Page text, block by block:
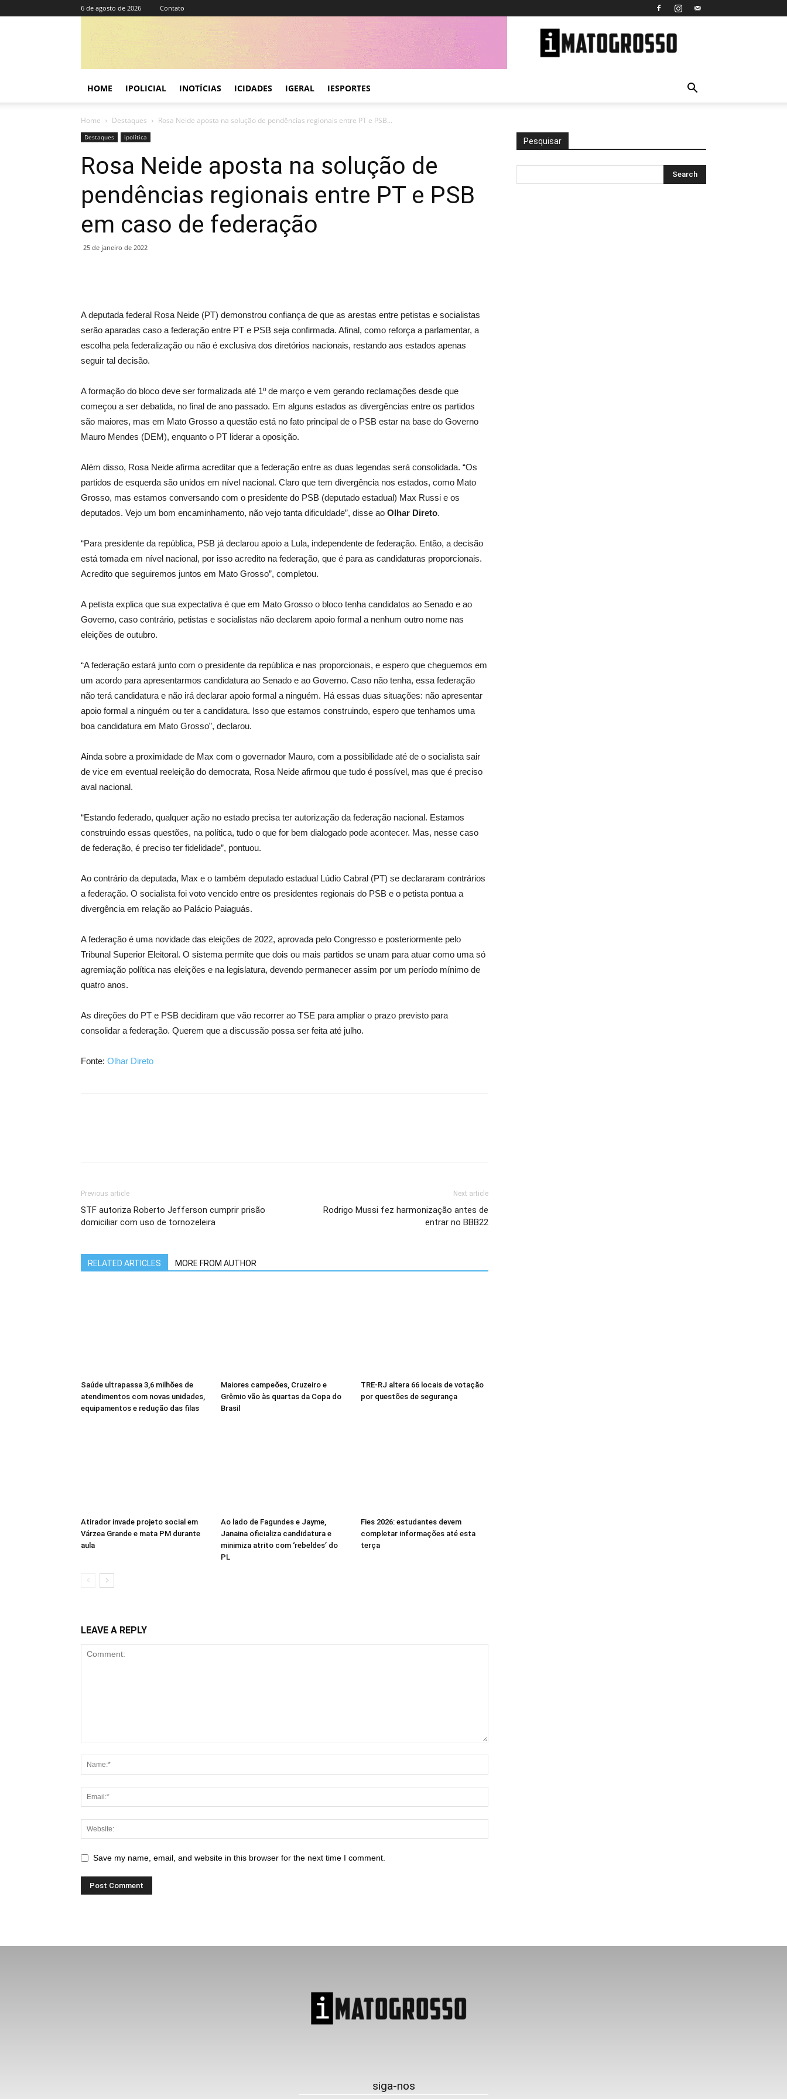
6 de agosto de 2026 Contato
Grosso
HOME IPOLICIAL INOTÍCIAS ICIDADES IGERAL IESPORTES
Home Destaques Rosa Neide aposta na solução de pendências regionais entre PT e PSB...
Destaques ipolítica
Rosa Neide aposta na solução de
pendências regionais entre PT e PSB
em caso de federação
25 de janeiro de 2022
A deputada federal Rosa Neide (PT) demonstrou confiança de que as arestas entre petistas e socialistas
serão aparadas caso a federação entre PT e PSB seja confirmada. Afinal, como reforça a parlamentar, a
escolha pela federalização ou não é exclusiva dos diretórios nacionais, restando aos estados apenas
seguir tal decisão.
A formação do bloco deve ser formalizada até 1º de março e vem gerando reclamações desde que
começou a ser debatida, no final de ano passado. Em alguns estados as divergências entre os partidos
são maiores, mas em Mato Grosso a questão está no fato principal de o PSB estar na base do Governo
Mauro Mendes (DEM), enquanto o PT liderar a oposição.
Além disso, Rosa Neide afirma acreditar que a federação entre as duas legendas será consolidada. “Os
partidos de esquerda são unidos em nível nacional. Claro que tem divergência nos estados, como Mato
Grosso, mas estamos conversando com o presidente do PSB (deputado estadual) Max Russi e os
deputados. Vejo um bom encaminhamento, não vejo tanta dificuldade”, disse ao Olhar Direto.
“Para presidente da república, PSB já declarou apoio a Lula, independente de federação. Então, a decisão
está tomada em nível nacional, por isso acredito na federação, que é para as candidaturas proporcionais.
Acredito que seguiremos juntos em Mato Grosso”, completou.
A petista explica que sua expectativa é que em Mato Grosso o bloco tenha candidatos ao Senado e ao
Governo, caso contrário, petistas e socialistas não declarem apoio formal a nenhum outro nome nas
eleições de outubro.
“A federação estará junto com o presidente da república e nas proporcionais, e espero que cheguemos em
um acordo para apresentarmos candidatura ao Senado e ao Governo. Caso não tenha, essa federação
não terá candidatura e não irá declarar apoio formal a ninguém. Há essas duas situações: não apresentar
apoio formal a ninguém ou ter a candidatura. Isso que estamos construindo, espero que tenhamos uma
boa candidatura em Mato Grosso”, declarou.
Ainda sobre a proximidade de Max com o governador Mauro, com a possibilidade até de o socialista sair
de vice em eventual reeleição do democrata, Rosa Neide afirmou que tudo é possível, mas que é preciso
aval nacional.
“Estando federado, qualquer ação no estado precisa ter autorização da federação nacional. Estamos
construindo essas questões, na política, tudo o que for bem dialogado pode acontecer. Mas, nesse caso
de federação, é preciso ter fidelidade”, pontuou.
Ao contrário da deputada, Max e o também deputado estadual Lúdio Cabral (PT) se declararam contrários
a federação. O socialista foi voto vencido entre os presidentes regionais do PSB e o petista pontua a
divergência em relação ao Palácio Paiaguás.
A federação é uma novidade das eleições de 2022, aprovada pelo Congresso e posteriormente pelo
Tribunal Superior Eleitoral. O sistema permite que dois ou mais partidos se unam para atuar como uma só
agremiação política nas eleições e na legislatura, devendo permanecer assim por um período mínimo de
quatro anos.
As direções do PT e PSB decidiram que vão recorrer ao TSE para ampliar o prazo previsto para
consolidar a federação. Querem que a discussão possa ser feita até julho.
Fonte: Olhar Direto
Previous article
STF autoriza Roberto Jefferson cumprir prisão
domiciliar com uso de tornozeleira
Next article
Rodrigo Mussi fez harmonização antes de
entrar no BBB22
RELATED ARTICLES MORE FROM AUTHOR
Saúde ultrapassa 3,6 milhões de
atendimentos com novas unidades,
equipamentos e redução das filas
Maiores campeões, Cruzeiro e
Grêmio vão às quartas da Copa do
Brasil
TRE-RJ altera 66 locais de votação
por questões de segurança
Atirador invade projeto social em
Várzea Grande e mata PM durante
aula
Ao lado de Fagundes e Jayme,
Janaina oficializa candidatura e
minimiza atrito com ‘rebeldes’ do
PL
Fies 2026: estudantes devem
completar informações até esta
terça
LEAVE A REPLY
Save my name, email, and website in this browser for the next time I comment.
Pesquisar
siga-nos